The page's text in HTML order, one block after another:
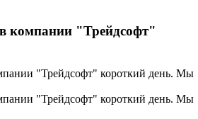
компании "Трейдсофт"
"Трейдсофт" короткий день. Мы
"Трейдсофт" короткий день. Мы